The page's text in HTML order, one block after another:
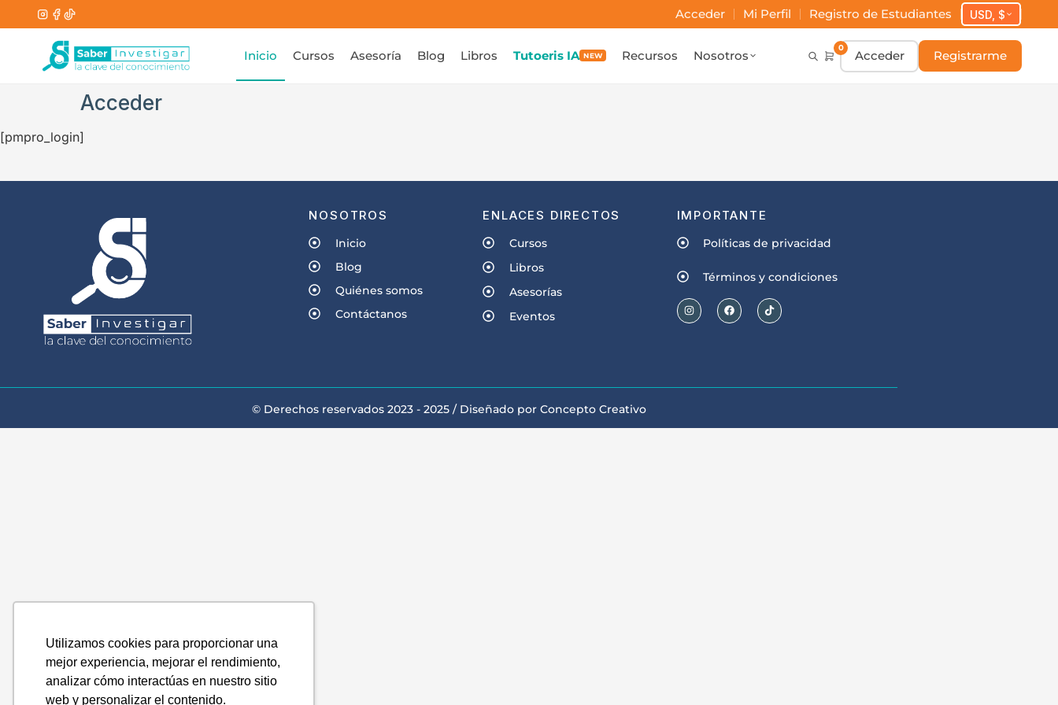
Utilizamos cookies para proporcionar una
mejor experiencia, mejorar el rendimiento,
analizar cómo interactúas en nuestro sitio
web y personalizar el contenido.
Acceder Mi Perfil Registro de Estudiantes USD, $
Inicio Cursos Asesoría Blog Libros Tutoeris IA NEW Recursos Nosotros
0
Acceder Registrarme
Acceder
[pmpro_login]
NOSOTROS
Inicio
Blog
Quiénes somos
Contáctanos
ENLACES DIRECTOS
Cursos
Libros
Asesorías
Eventos
IMPORTANTE
Políticas de privacidad
Términos y condiciones
© Derechos reservados 2023 - 2025 / Diseñado por Concepto Creativo